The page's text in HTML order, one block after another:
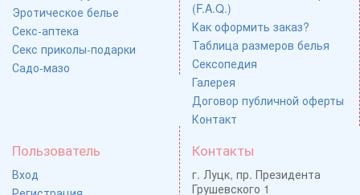
Эротическое белье
Секс-аптека
Секс приколы-подарки
Садо-мазо
(F.A.Q.)
Как оформить заказ?
Таблица размеров белья
Сексопедия
Галерея
Договор публичной оферты
Контакт
Пользователь
Вход
Контакты
г. Луцк, пр. Президента
Грушевского 1